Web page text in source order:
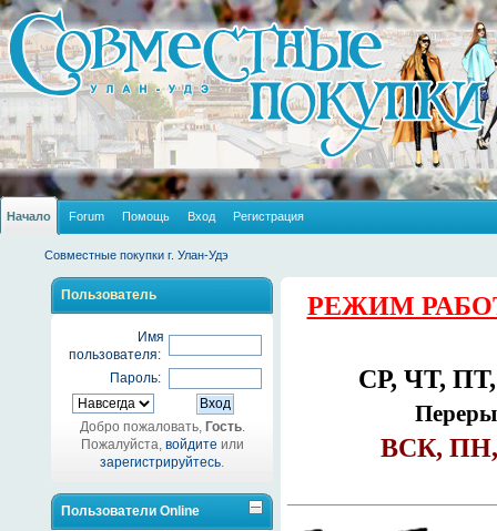
Начало Forum Помощь Вход Регистрация
Совместные покупки г. Улан-Удэ
Пользователь
Имя
пользователя:
Пароль:
Добро пожаловать, Гость.
Пожалуйста, войдитеили
зарегистрируйтесь.
Пользователи Online
РЕЖИМ
СР, ЧТ,
ВСК, ПН,